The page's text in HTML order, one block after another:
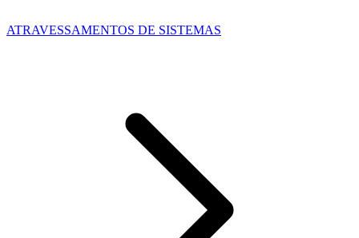
ATRAVESSAMENTOS DE SISTEMAS